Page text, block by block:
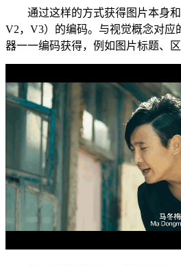
通过这样的方式获得图片本身和
V2，V3）的编码。与视觉概念对应
器一一编码获得，例如图片标题、